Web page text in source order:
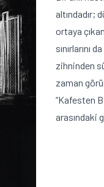
altındadır;
ortaya
sınırlarını
zihninden
zaman
“Kafesten
arasındaki